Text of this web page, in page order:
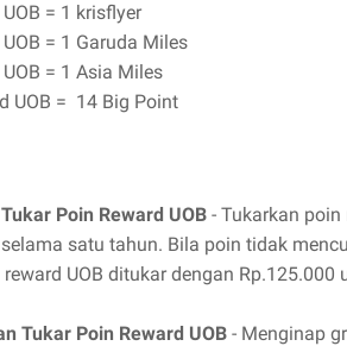
= 1 krisflyer
= 1 Garuda Miles
= 1 Asia Miles
UOB = 14 Big Point
Poin Reward UOB - Tukarkan poin
satu tahun. Bila poin tidak
UOB ditukar dengan
Tukar Poin Reward UOB - Menginap